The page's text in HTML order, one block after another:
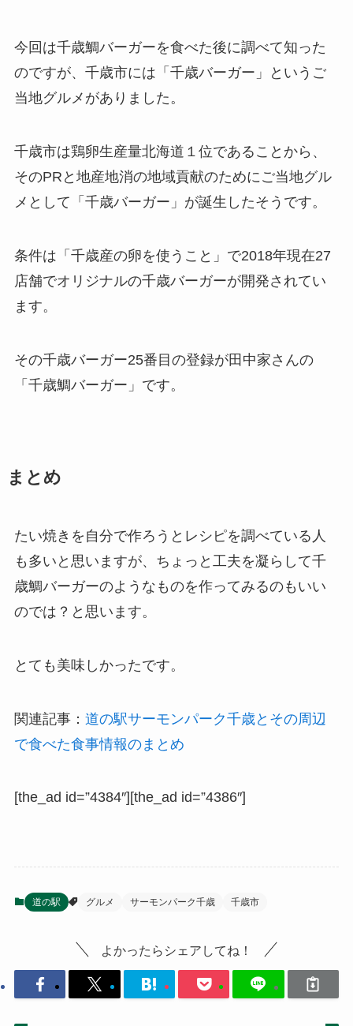
今回は千歳鯛バーガーを食べた後に調べて知った
のですが、千歳市には「千歳バーガー」というご
当地グルメがありました。
千歳市は鶏卵生産量北海道１位であることから、
そのPRと地産地消の地域貢献のためにご当地グル
メとして「千歳バーガー」が誕生したそうです。
条件は「千歳産の卵を使うこと」で2018年現在27
店舗でオリジナルの千歳バーガーが開発されてい
ます。
その千歳バーガー25番目の登録が田中家さんの
「千歳鯛バーガー」です。
まとめ
たい焼きを自分で作ろうとレシピを調べている人
も多いと思いますが、ちょっと工夫を凝らして千
歳鯛バーガーのようなものを作ってみるのもいい
のでは？と思います。
とても美味しかったです。
関連記事： 道の駅サーモンパーク千歳とその周辺
で食べた食事情報のまとめ
[the_ad id=”4384″][the_ad id=”4386″]
道の駅 グルメ サーモンパーク千歳 千歳市
よかったらシェアしてね！